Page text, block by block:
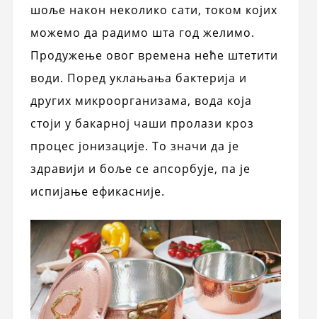
шоље након неколико сати, током којих
можемо да радимо шта год желимо.
Продужење овог времена неће штетити
води. Поред уклањања бактерија и
других микроорганизама, вода која
стоји у бакарној чаши пролази кроз
процес јонизације. То значи да је
здравији и боље се апсорбује, па је
испијање ефикасније.